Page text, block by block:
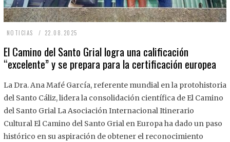
NOTICIAS 22.08.2025
.
8
2
El Camino del Santo Grial logra una calificación
“excelente” y se prepara para la certificación europea
La Dra. Ana Mafé García, referente mundial en la protohistoria
del Santo Cáliz, lidera la consolidación científica de El Camino
del Santo Grial La Asociación Internacional Itinerario
Cultural El Camino del Santo Grial en Europa ha dado un paso
histórico en su aspiración de obtener el reconocimiento